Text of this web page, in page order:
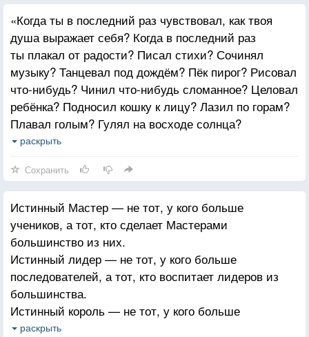
миссией. Возможно, эта «миссия» известна лишь
на уровне души, но на этом уровне она известна —
вам обоим. Удивлены? Задумайтесь над этим.
Вы — ангел в чьей-либо жизни. Единственный
вопрос состоит в том, верите ли вы в это.
До некоторых людей смысл подобных бесед
«доходит» сразу. Другие ну, другие немного
упрямы, и они понимают все несколько позже.
«Когда ты в последний раз чувствовал, как твоя
душа выражает себя? Когда в последний раз
ты плакал от радости? Писал стихи? Сочинял
музыку? Танцевал под дождём? Пёк пирог? Рисовал
что-нибудь? Чинил что-нибудь сломанное? Целовал
ребёнка? Подносил кошку к лицу? Лазил по горам?
Плавал голым? Гулял на восходе солнца?
Беседовал до зари? Занимался часами любовью
Бога? Когда последний раз ты сидел один в тишине,
путешествуя по глубинам своего существа? Когда
в последний раз ты говорил «привет» своей душе?»
раскрыть
Сохранить
Истинный Мастер — не тот, у кого больше
учеников, а тот, кто сделает Мастерами
большинство из них.
Истинный лидер — не тот, у кого больше
последователей, а тот, кто воспитает лидеров из
большинства.
Истинный король — не тот, у кого больше
подданных, а тот, кто взрастит из них королей.
раскрыть